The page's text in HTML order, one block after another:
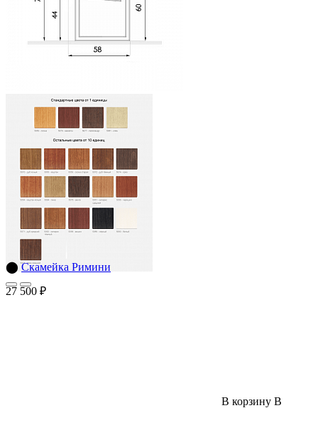
⬤ Скамейка Римини
27 500 ₽
В корзину В